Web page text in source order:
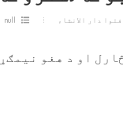
فتوا دار الانشاء
او د هغو